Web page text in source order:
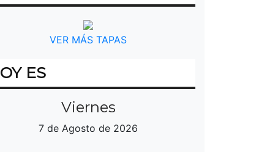
VER MÁS TAPAS
ES
Viernes
7 de Agosto de 2026